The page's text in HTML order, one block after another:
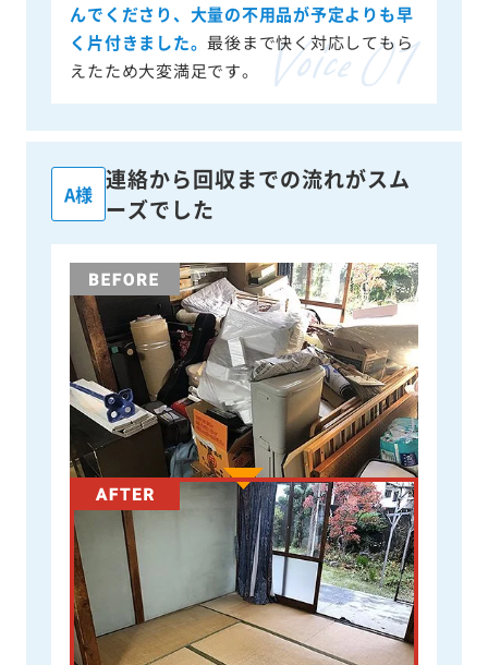
んでくださり、大量の不用品が予定よりも早
く片付きました。 最後まで快く対応してもら
えたため大変満足です。
A様
連絡から回収までの流れがスム
ーズでした